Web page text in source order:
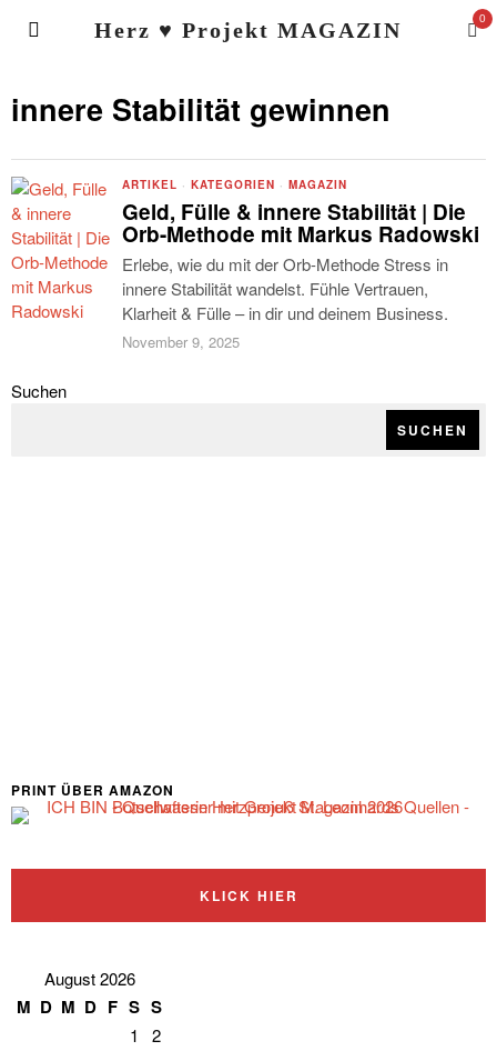
Herz ♥ Projekt MAGAZIN 0
innere Stabilität gewinnen
ARTIKEL · KATEGORIEN · MAGAZIN
Geld, Fülle & innere Stabilität | Die
Orb-Methode mit Markus Radowski
Erlebe, wie du mit der Orb-Methode Stress in
innere Stabilität wandelst. Fühle Vertrauen,
Klarheit & Fülle – in dir und deinem Business.
November 9, 2025
Suchen
SUCHEN
PRINT ÜBER AMAZON
KLICK HIER
August 2026
M D M D F S S
1
2